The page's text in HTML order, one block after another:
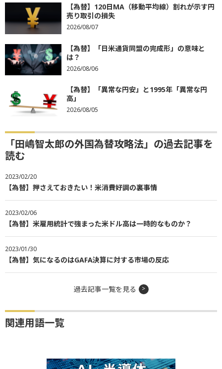
【為替】120日MA（移動平均線）割れが示す円
売り取引の損失
2026/08/07
【為替】「日米通貨同盟の完成形」の意味と
は？
2026/08/06
【為替】「異常な円安」と1995年「異常な円
高」
2026/08/05
「田嶋智太郎の外国為替攻略法」の過去記事を
読む
2023/02/20
【為替】押さえておきたい！米消費好調の裏事情
2023/02/06
【為替】米雇用統計で強まった米ドル高は一時的なものか？
2023/01/30
【為替】気になるのはGAFA決算に対する市場の反応
過去記事一覧を見る
関連用語一覧